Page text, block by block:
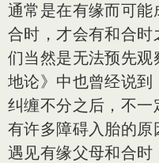
通常是在有缘而可
合时，才会有和合
们当然是无法预先
地论》中也曾经说
纠缠不分之后，不
有许多障碍入胎的
遇见有缘父母和合